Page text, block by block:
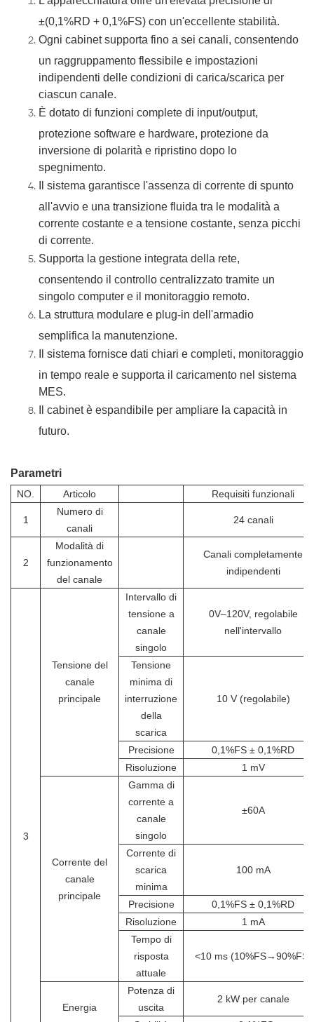
±(0,1%RD + 0,1%FS) con un'eccellente stabilità.
Ogni cabinet supporta fino a sei canali, consentendo
un raggruppamento flessibile e impostazioni
indipendenti delle condizioni di carica/scarica per
ciascun canale.
È dotato di funzioni complete di input/output,
protezione software e hardware, protezione da
inversione di polarità e ripristino dopo lo
spegnimento.
Il sistema garantisce l'assenza di corrente di spunto
all'avvio e una transizione fluida tra le modalità a
corrente costante e a tensione costante, senza picchi
di corrente.
Supporta la gestione integrata della rete,
consentendo il controllo centralizzato tramite un
singolo computer e il monitoraggio remoto.
La struttura modulare e plug-in dell'armadio
semplifica la manutenzione.
Il sistema fornisce dati chiari e completi, monitoraggio
in tempo reale e supporta il caricamento nel sistema
MES.
Il cabinet è espandibile per ampliare la capacità in
futuro.
Parametri
NO. Articolo Requisiti funzionali
1
Numero di
canali
24 canali
2
Modalità di
funzionamento
del canale
Canali completamente
indipendenti
3
Tensione del
canale
principale
Intervallo di
tensione a
canale
singolo
0V–120V, regolabile
nell'intervallo
Tensione
minima di
interruzione
della
scarica
10 V (regolabile)
Precisione
0,1%FS ± 0,1%RD
Risoluzione
1 mV
Corrente del
canale
principale
Gamma di
corrente a
canale
singolo
±60A
Corrente di
scarica
minima
100 mA
Precisione
0,1%FS ± 0,1%RD
Risoluzione
1 mA
Tempo di
risposta
attuale
<10 ms (10%FS→90%FS)
Energia
Potenza di
uscita
2 kW per canale